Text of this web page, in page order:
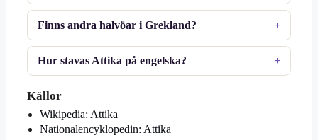
Finns andra halvöar i Grekland?
Hur stavas Attika på engelska?
Källor
Wikipedia: Attika
Nationalencyklopedin: Attika